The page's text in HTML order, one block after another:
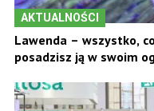
AKTUALNOŚCI
Lawenda – wszystko,
posadzisz ją w swoim